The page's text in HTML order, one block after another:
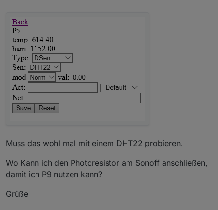
Muss das wohl mal mit einem DHT22 probieren.
Wo Kann ich den Photoresistor am Sonoff anschließen,
damit ich P9 nutzen kann?
Grüße